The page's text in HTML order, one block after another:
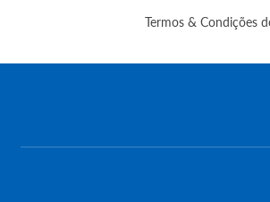
Termos & Condições
© Copyright 2023 |